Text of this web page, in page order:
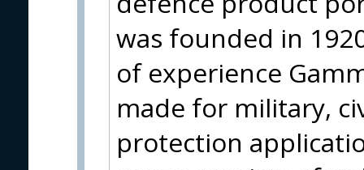
was founded in
of experience
made for military,
protection